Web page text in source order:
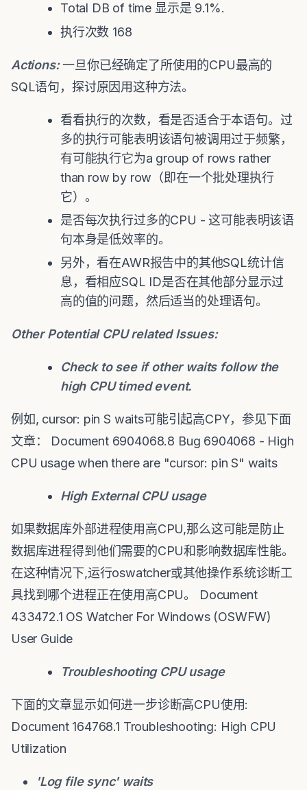
Total DB of time 显示是 9.1%.
执行次数 168
Actions:一旦你已经确定了所使用的CPU最高的
SQL语句，探讨原因用这种方法。
看看执行的次数，看是否适合于本语句。过
多的执行可能表明该语句被调用过于频繁，
有可能执行它为a group of rows rather
than row by row（即在一个批处理执行
它）。
是否每次执行过多的CPU - 这可能表明该语
句本身是低效率的。
另外，看在AWR报告中的其他SQL统计信
息，看相应SQL ID是否在其他部分显示过
高的值的问题，然后适当的处理语句。
Other Potential CPU related Issues:
Check to see if other waits follow the
high CPU timed event.
例如, cursor: pin S waits可能引起高CPY，参见下面
文章： Document 6904068.8 Bug 6904068 - High
CPU usage when there are "cursor: pin S" waits
High External CPU usage
如果数据库外部进程使用高CPU,那么这可能是防止
数据库进程得到他们需要的CPU和影响数据库性能。
在这种情况下,运行oswatcher或其他操作系统诊断工
具找到哪个进程正在使用高CPU。 Document
433472.1 OS Watcher For Windows (OSWFW)
User Guide
Troubleshooting CPU usage
下面的文章显示如何进一步诊断高CPU使用:
Document 164768.1 Troubleshooting: High CPU
Utilization
'Log file sync' waits